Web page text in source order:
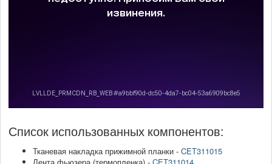
Список использованных компонентов:
Тканевая накладка прижимной планки - CET311015